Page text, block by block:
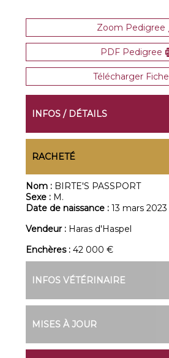
Zoom Pedigree
PDF Pedigree
Télécharger Fiche
INFOS / DÉTAILS
RACHETÉ
Nom : BIRTE'S PASSPORT
Sexe : M.
Date de naissance :13 mars 2023
Vendeur : Haras d'Haspel
Enchères :42 000 €
INFOS VÉTÉRINAIRE
MISES À JOUR